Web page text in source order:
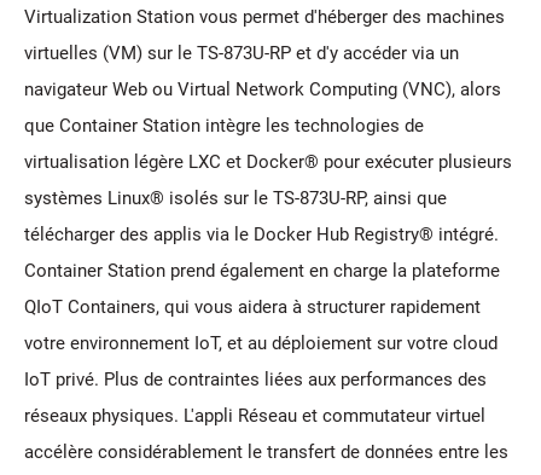
Virtualization Station vous permet d'héberger des machines
virtuelles (VM) sur le TS-873U-RP et d'y accéder via un
navigateur Web ou Virtual Network Computing (VNC), alors
que Container Station intègre les technologies de
virtualisation légère LXC et Docker® pour exécuter plusieurs
systèmes Linux® isolés sur le TS-873U-RP, ainsi que
télécharger des applis via le Docker Hub Registry® intégré.
Container Station prend également en charge la plateforme
QIoT Containers, qui vous aidera à structurer rapidement
votre environnement IoT, et au déploiement sur votre cloud
IoT privé. Plus de contraintes liées aux performances des
réseaux physiques. L'appli Réseau et commutateur virtuel
accélère considérablement le transfert de données entre les